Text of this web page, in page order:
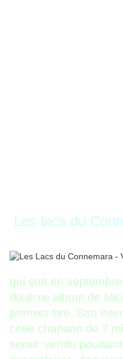
Les lacs du
qui sort en
dixième album de
premier titre. Son
cette chanson de 7
serait vendu